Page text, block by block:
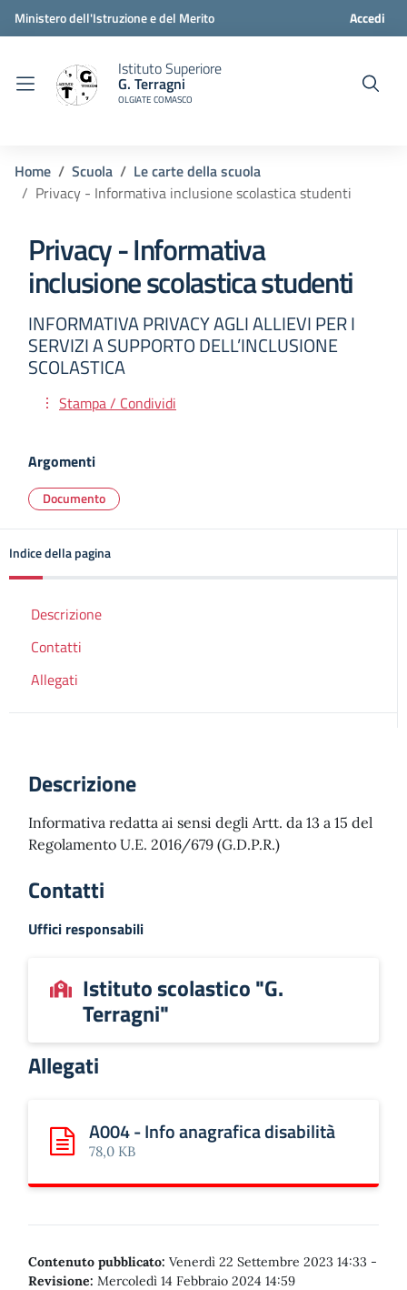
Ministero dell'Istruzione e del Merito Accedi
Istituto Superiore
G. Terragni
OLGIATE COMASCO
Home Scuola
Le carte della scuola
Privacy - Informativa inclusione scolastica studenti
Privacy - Informativa
inclusione scolastica studenti
INFORMATIVA PRIVACY AGLI ALLIEVI PER I
SERVIZI A SUPPORTO DELL’INCLUSIONE
SCOLASTICA
Stampa / Condividi
Argomenti
Documento
Indice della pagina
Descrizione
Contatti
Allegati
Descrizione
Informativa redatta ai sensi degli Artt. da 13 a 15 del
Regolamento U.E. 2016/679 (G.D.P.R.)
Contatti
Uffici responsabili
Istituto scolastico "G.
Terragni"
Allegati
Scarica: A004 - Info anagrafica disabilità
A004 - Info anagrafica disabilità
78,0 KB
Contenuto pubblicato: Venerdì 22 Settembre 2023 14:33 -
Revisione: Mercoledì 14 Febbraio 2024 14:59